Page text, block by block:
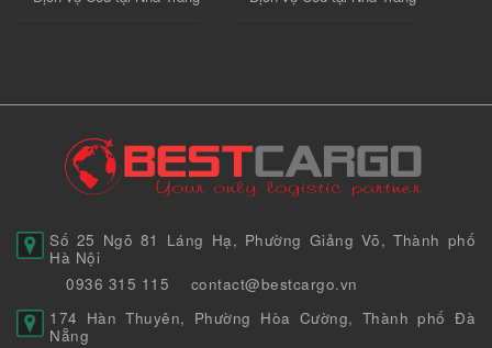
Số 25 Ngõ 81 Láng Hạ, Phường Giảng Võ, Thành phố
Hà Nội
0936 315 115
contact@bestcargo.vn
174 Hàn Thuyên, Phường Hòa Cường, Thành phố Đà
Nẵng